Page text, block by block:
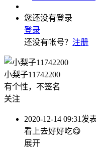
您还没有登录
登录
还没有帐号？ 注册
小梨子11742200
有个性，不签名
关注
2020-12-14 09:31 发
看上去好好吃😋
展开